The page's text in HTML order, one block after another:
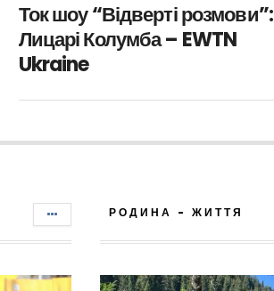
Ток шоу “Відверті розмови”:
Лицарі Колумба – EWTN
Ukraine
РОДИНА - ЖИТТЯ